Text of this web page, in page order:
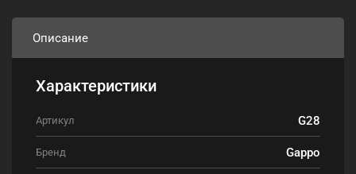
Описание
Характеристики
Артикул G28
Бренд Gappo